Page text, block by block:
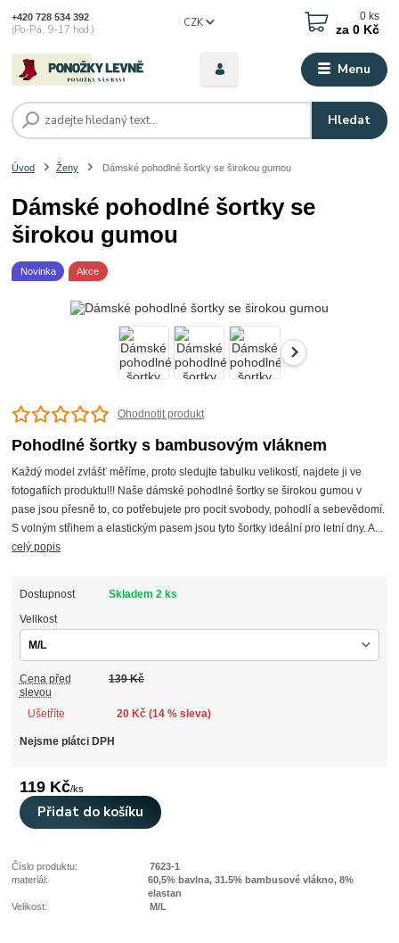
Menu
CZK
Hledat
+420 728 534 392
(Po-Pá, 9-17 hod.)
0 ks
za 0 Kč
Úvod Ženy Dámské pohodlné šortky se širokou gumou
Dámské pohodlné šortky se
širokou gumou
Novinka Akce
Ohodnotit produkt
Pohodlné šortky s bambusovým vláknem
Každý model zvlášť měříme, proto sledujte tabulku velikostí, najdete ji ve
fotogafiích produktu!!! Naše dámské pohodlné šortky se širokou gumou v
pase jsou přesně to, co potřebujete pro pocit svobody, pohodlí a sebevědomí.
S volným střihem a elastickým pasem jsou tyto šortky ideální pro letní dny. A...
celý popis
Dostupnost Skladem 2 ks
Velikost
Cena před
slevou
139 Kč
Ušetříte 20 Kč (14% sleva)
Nejsme plátci DPH
119 Kč/ks
Přidat do košíku
Číslo produktu:
7623-1
materiál:
60,5% bavlna, 31.5% bambusové vlákno, 8%
elastan
Velikost:
M/L